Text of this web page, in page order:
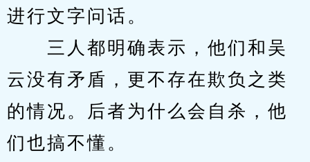
进行文字问话。
三人都明确表示，他们和吴
云没有矛盾，更不存在欺负之类
的情况。后者为什么会自杀，他
们也搞不懂。